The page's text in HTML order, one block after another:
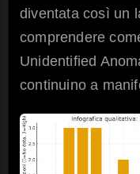
diventata così un
comprendere
Unidentified
continuino a